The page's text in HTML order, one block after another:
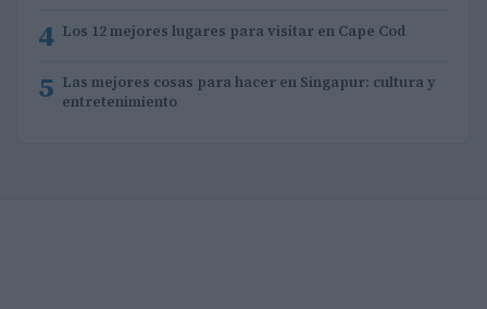
4 Los 12 mejores lugares para visitar en Cape Cod
5 Las mejores cosas para hacer en Singapur: cultura y
entretenimiento